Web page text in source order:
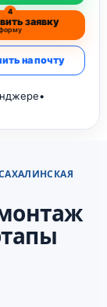
4
заявку
на почту
•